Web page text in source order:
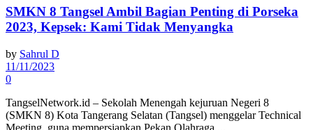
SMKN 8 Tangsel Ambil Bagian Penting di Porseka
2023, Kepsek: Kami Tidak Menyangka
by Sahrul D
11/11/2023
0
TangselNetwork.id – Sekolah Menengah kejuruan Negeri 8
(SMKN 8) Kota Tangerang Selatan (Tangsel) menggelar Technical
Meeting, guna mempersiapkan Pekan Olahraga ...